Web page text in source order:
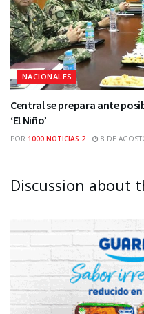
NACIONALES
Central se prepara ante
‘El Niño’
POR 1000 NOTICIAS 2 8 DE
Discussion about